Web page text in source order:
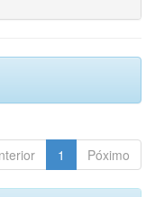
1 Póximo